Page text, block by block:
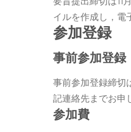
イルを作成し，電
参加登録
事前参加登録
事前参加登録締切
記連絡先までお申
参加費